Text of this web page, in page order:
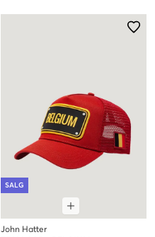
SALG
John Hatter